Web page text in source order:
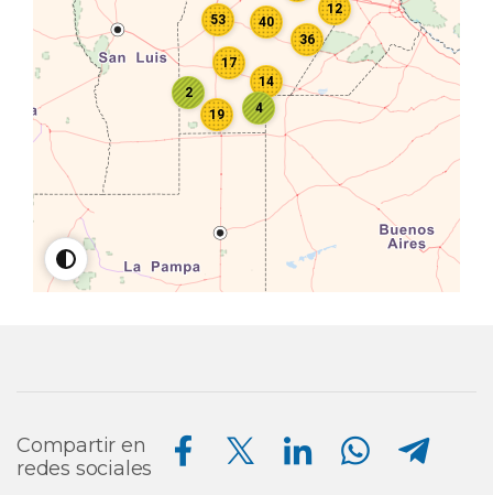
2
4
14
19
17
40
53
12
36
Compartir en
redes sociales
Compartir en Facebook Compartir en Twitter Compartir en Linkedin Compartir en Whatsapp Compartir en Telegram